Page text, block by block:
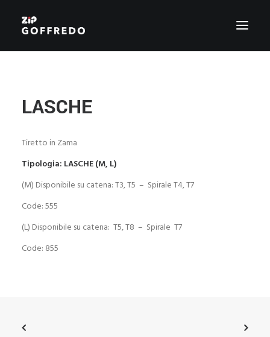
CERTIFICAZIONI
STILE
GREEN ZIP
AGENTI
CONTATTI
LASCHE
Tiretto in Zama
Tipologia: LASCHE (M, L)
(M) Disponibile su catena: T3, T5 – Spirale T4, T7
Code: 555
(L) Disponibile su catena: T5, T8 – Spirale T7
Code: 855